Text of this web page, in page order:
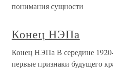
понимания сущности
Конец НЭПа
Конец НЭПа В середине
первые признаки будущего